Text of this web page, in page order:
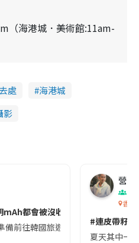
（海港城．美術館:11am-
處
海港城
影
mAh都會被沒收😱出發前切記檢查
備前往韓國旅遊的民眾，近期要
營養
香港
#連皮帶籽
夏天其中一